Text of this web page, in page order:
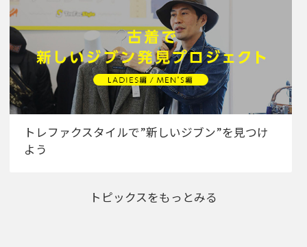
トレファクスタイルで”新しいジブン”を見つけ
よう
トピックスをもっとみる